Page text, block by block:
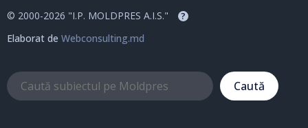
© 2000-2026 "I.P. MOLDPRES A.I.S." ?
Elaborat de Webconsulting.md
Caută